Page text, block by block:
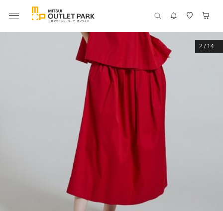
2 / 14